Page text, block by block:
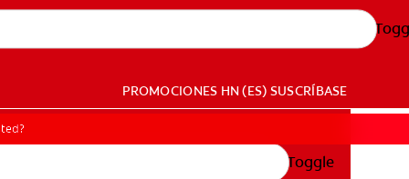
PROMOCIONES HN (ES) SUSCRÍBASE
Toggle